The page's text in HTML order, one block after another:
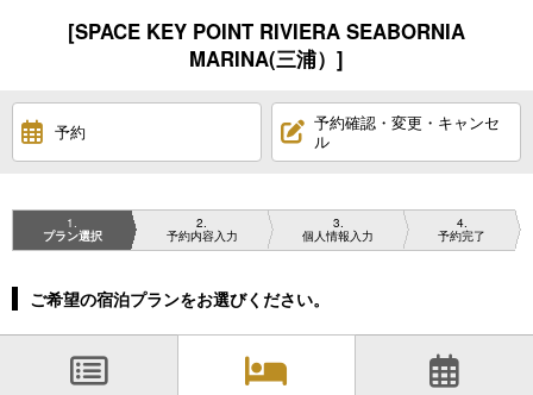
[SPACE KEY POINT RIVIERA SEABORNIA
MARINA(三浦）]
予約
予約確認・変更・キャンセ
ル
1
プラン選択
2
予約内容入力
3
個人情報入力
4
予約完了
ご希望の宿泊プランをお選びください。